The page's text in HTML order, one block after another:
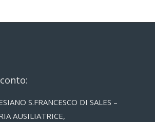
S.FRANCESCO DI SALES –
AUSILIATRICE,